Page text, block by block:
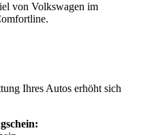
von Volkswagen im
Ihres Autos erhöht sich